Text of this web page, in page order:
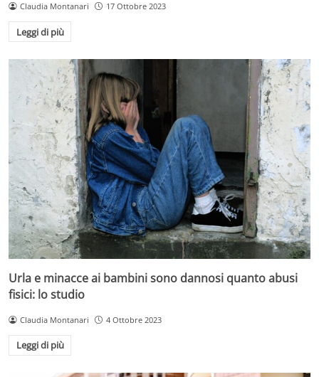
Claudia Montanari 17 Ottobre 2023
Leggi di più
Urla e minacce ai bambini sono dannosi quanto abusi
fisici: lo studio
Claudia Montanari 4 Ottobre 2023
Leggi di più